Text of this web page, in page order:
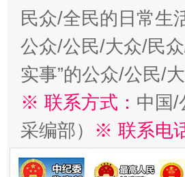
民众/全民的日常生
公众/公民/大众/民
实事”的公众/公民/
※ 联系方式： 中国/
采编部） ※ 联系电